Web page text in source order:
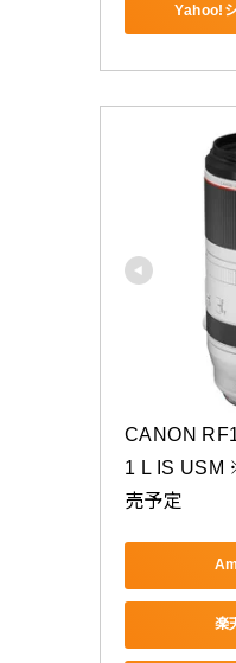
Yahoo!
CANON
1 L IS USM
売予定
楽